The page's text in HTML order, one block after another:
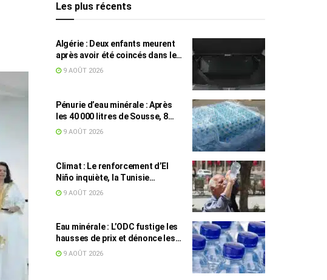
Les plus récents
Algérie : Deux enfants meurent
après avoir été coincés dans le
coffre d’une voiture
9 AOÛT 2026
Pénurie d’eau minérale : Après
les 40 000 litres de Sousse, 8
832 bouteilles saisies à Nabeul
9 AOÛT 2026
Climat : Le renforcement d’El
Niño inquiète, la Tunisie
concernée
9 AOÛT 2026
Eau minérale : L’ODC fustige les
hausses de prix et dénonce les
profiteurs de la pénurie
9 AOÛT 2026